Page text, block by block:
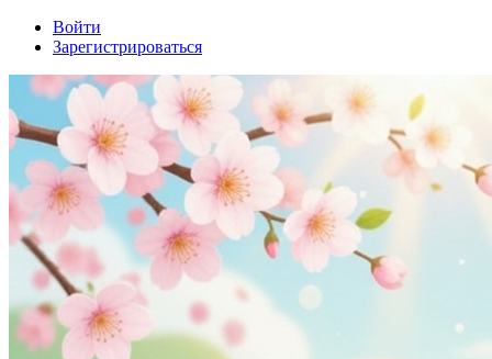
Войти
Зарегистрироваться